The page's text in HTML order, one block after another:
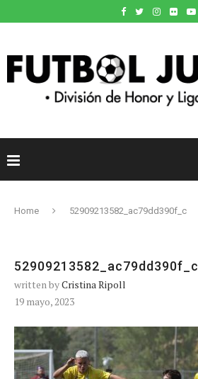
Home 52909213582_ac79dd390f_c
52909213582_ac79dd390f_c
written byCristina Ripoll
19 mayo, 2023